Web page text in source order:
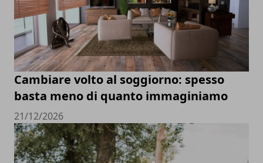
Cambiare volto al soggiorno: spesso
basta meno di quanto immaginiamo
21/12/2026